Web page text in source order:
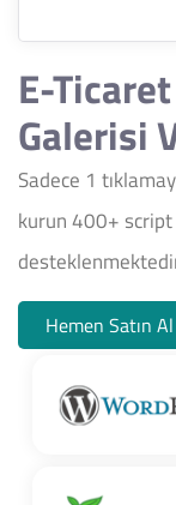
E-
Galerisi
Sadece 1
kurun 400+
Hemen Satın Al